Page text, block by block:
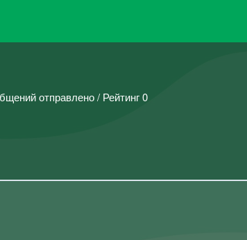
отправлено / Рейтинг 0